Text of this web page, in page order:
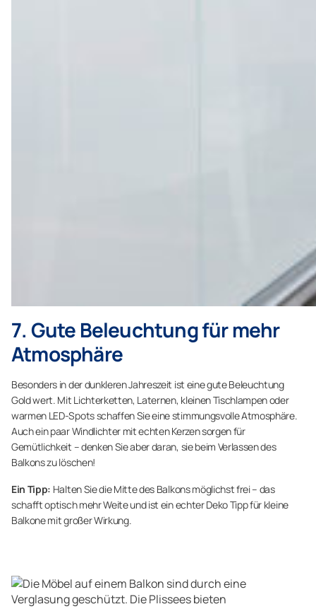
7. Gute Beleuchtung für mehr
Atmosphäre
Besonders in der dunkleren Jahreszeit ist eine gute Beleuchtung
Gold wert. Mit Lichterketten, Laternen, kleinen Tischlampen oder
warmen LED-Spots schaffen Sie eine stimmungsvolle Atmosphäre.
Auch ein paar Windlichter mit echten Kerzen sorgen für
Gemütlichkeit – denken Sie aber daran, sie beim Verlassen des
Balkons zu löschen!
Ein Tipp: Halten Sie die Mitte des Balkons möglichst frei – das
schafft optisch mehr Weite und ist ein echter Deko Tipp für kleine
Balkone mit großer Wirkung.